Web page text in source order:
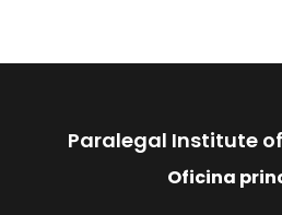
Paralegal Institute
Oficina